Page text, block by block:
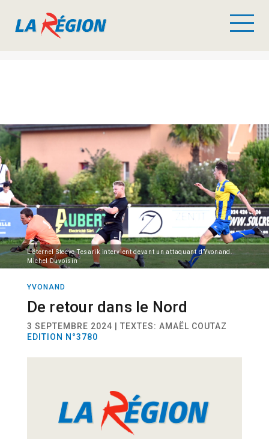
L’éternel Steeve Tesarik intervient devant un attaquant d’Yvonand.
Michel Duvoisin
YVONAND
De retour dans le Nord
3 SEPTEMBRE 2024 | TEXTES: AMAËL COUTAZ
EDITION N°3780